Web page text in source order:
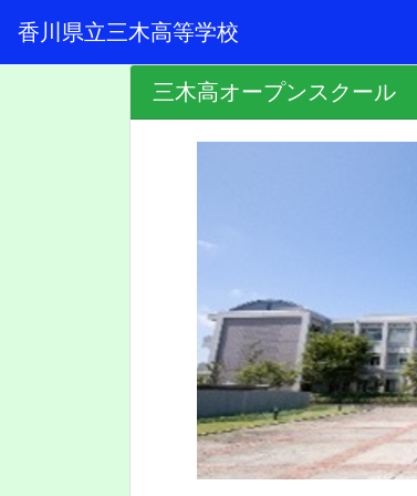
香川県立三木高等学校
三木高オープンスクール